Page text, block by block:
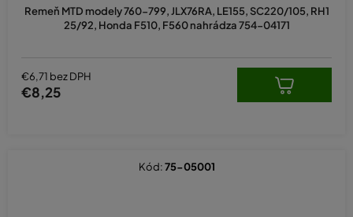
Remeň MTD modely 760-799, JLX76RA, LE155, SC220/105, RH1
25/92, Honda F510, F560 nahrádza 754-04171
€6,71 bez DPH
€8,25
Kód:75-05001